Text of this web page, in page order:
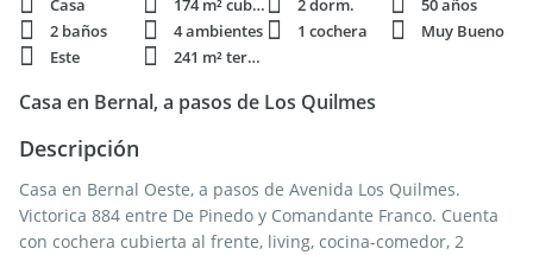
Casa 174 m² cubie. 2 dorm.
50 años
2 baños
4 ambientes 1 cochera
Muy Bueno
Este
241 m² terren.
Casa en Bernal, a pasos de Los Quilmes
Descripción
Casa en Bernal Oeste, a pasos de Avenida Los Quilmes.
Victorica 884 entre De Pinedo y Comandante Franco. Cuenta
con cochera cubierta al frente, living, cocina-comedor, 2